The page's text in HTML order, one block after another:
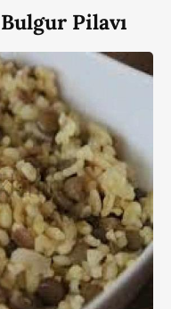
Pilavı